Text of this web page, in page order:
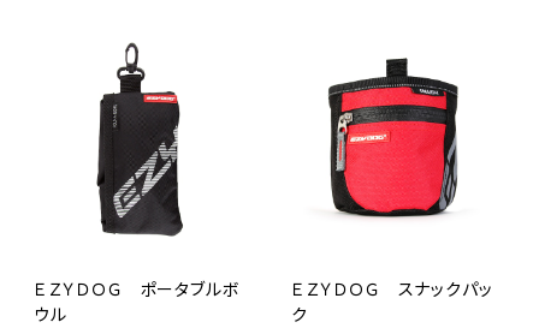
ＥＺＹＤＯＧ ポータブルボ
ウル
ＥＺＹＤＯＧ スナックパッ
ク